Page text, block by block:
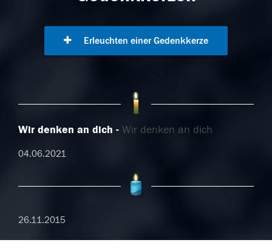
Erleuchten einer Gedenkkerze
Wir denken an dich Wir denken an dich
04.06.2021
26.11.2015